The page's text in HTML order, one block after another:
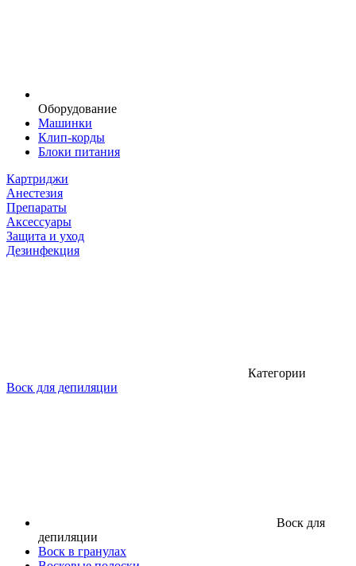
Оборудование
Машинки
Клип-корды
Блоки питания
Картриджи
Анестезия
Препараты
Аксессуары
Защита и уход
Дезинфекция
Категории
Воск для депиляции
Воск для
депиляции
Воск в гранулах